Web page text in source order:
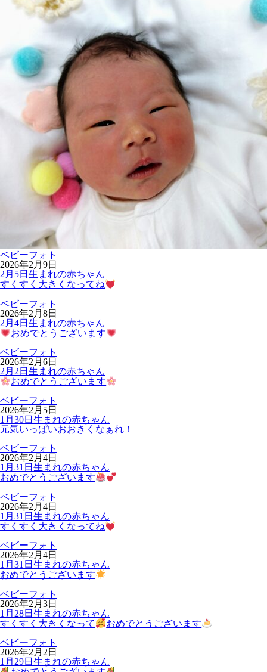
ベビーフォト
2026年2月9日
2月5日生まれの赤ちゃん
すくすく大きくなってね
ベビーフォト
2026年2月8日
2月4日生まれの赤ちゃん
おめでとうございます
ベビーフォト
2026年2月6日
2月2日生まれの赤ちゃん
おめでとうございます
ベビーフォト
2026年2月5日
1月30日生まれの赤ちゃん
元気いっぱいおおきくなぁれ！
ベビーフォト
2026年2月4日
1月31日生まれの赤ちゃん
おめでとうございます
ベビーフォト
2026年2月4日
1月31日生まれの赤ちゃん
すくすく大きくなってね
ベビーフォト
2026年2月4日
1月31日生まれの赤ちゃん
おめでとうございます
ベビーフォト
2026年2月3日
1月28日生まれの赤ちゃん
すくすく大きくなって
おめでとうございます
ベビーフォト
2026年2月2日
1月29日生まれの赤ちゃん